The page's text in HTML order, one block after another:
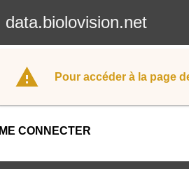
data.biolovision.net
Pour accéder à la page
ME CONNECTER